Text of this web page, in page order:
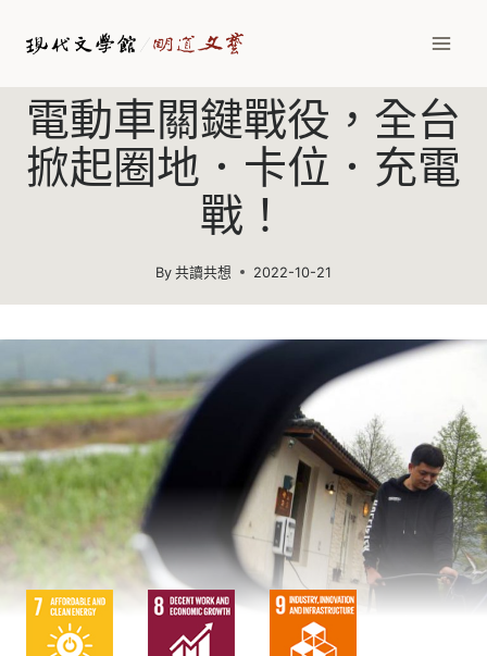
電動車關鍵戰役，全台
掀起圈地．卡位．充電
戰！
By 共讀共想 2022-10-21